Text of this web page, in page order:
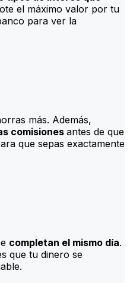
el máximo valor por tu
para ver la
más. Además,
comisiones antes de que
que sepas exactamente
completan el mismo día.
que tu dinero se